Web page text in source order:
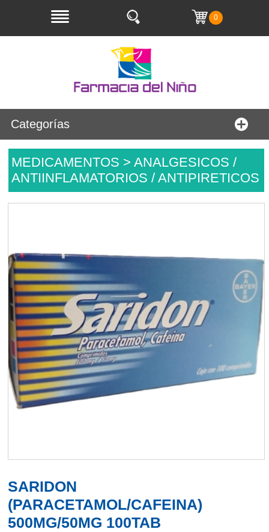
0
Categorías
MEDICAMENTOS > ANALGESICOS /
ANTIINFLAMATORIOS / ANTIPIRETICOS
SARIDON
(PARACETAMOL/CAFEINA)
500MG/50MG 100TAB